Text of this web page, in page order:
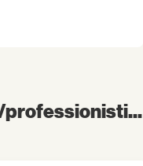
professionisti...